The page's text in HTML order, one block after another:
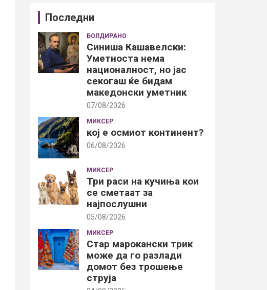
Последни
БОЛДИРАНО
Синиша Кашавелски:
Уметноста нема
националност, но јас
секогаш ќе бидам
македонски уметник
07/08/2026
МИКСЕР
кој е осмиот континент?
06/08/2026
МИКСЕР
Три раси на кучиња кои
се сметаат за
најпослушни
05/08/2026
МИКСЕР
Стар марокански трик
може да го разлади
домот без трошење
струја